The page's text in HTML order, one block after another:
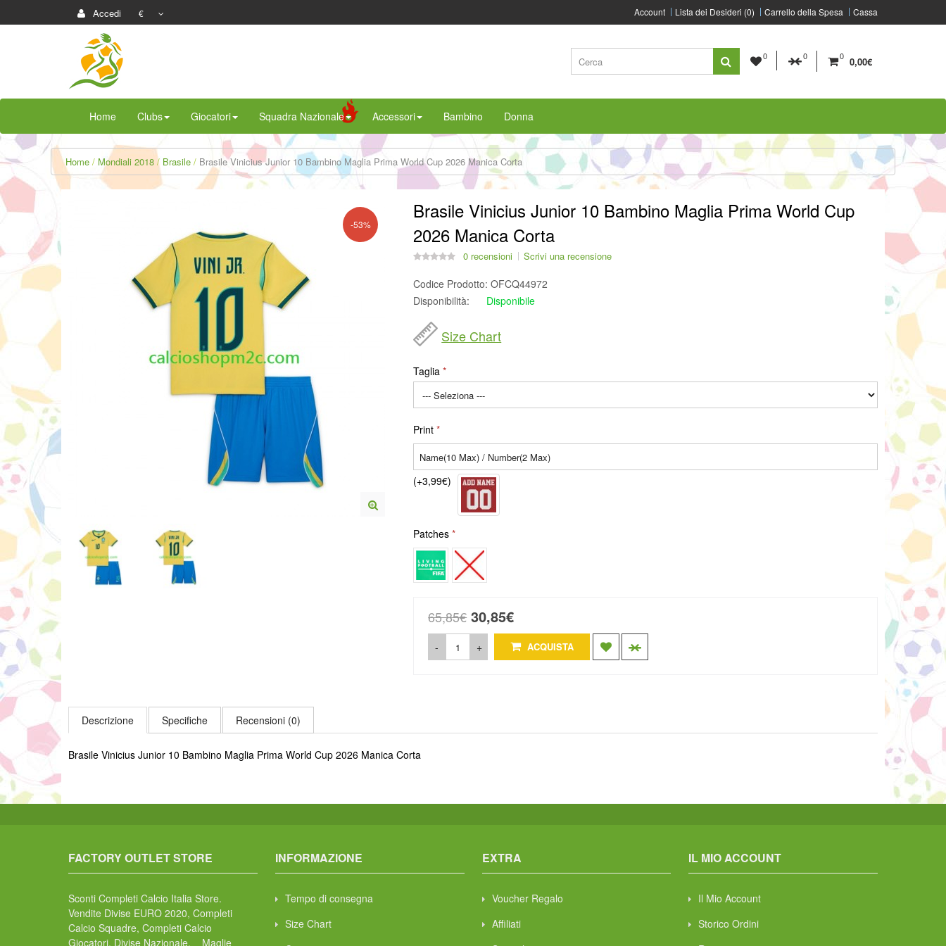
Accedi € Account Lista dei Desideri (0) Carrello della Spesa Cassa
0 0 0 0,00€
Home Clubs Giocatori Squadra Nazionale Accessori Bambino Donna
Home Mondiali 2018 Brasile Brasile Vinicius Junior 10 Bambino Maglia Prima World Cup 2026 Manica Corta
-53%
Brasile Vinicius Junior 10 Bambino Maglia Prima World Cup
2026 Manica Corta
0 recensioni Scrivi una recensione
Codice Prodotto: OFCQ44972
Disponibilità:
Disponibile
Size Chart
Taglia
Print
(+3,99€)
Patches
65,85€ 30,85€
- + ACQUISTA
Descrizione Specifiche Recensioni (0)
Brasile Vinicius Junior 10 Bambino Maglia Prima World Cup 2026 Manica Corta
FACTORY OUTLET STORE
Sconti Completi Calcio Italia Store.
Vendite Divise EURO 2020, Completi
Calcio Squadre, Completi Calcio
Giocatori, Divise Nazionale, Maglie
INFORMAZIONE
Tempo di consegna
Size Chart
EXTRA
Voucher Regalo
Affiliati
IL MIO ACCOUNT
Il Mio Account
Storico Ordini